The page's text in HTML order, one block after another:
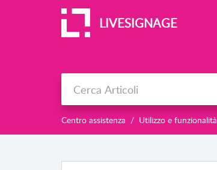
LIVESIGNAGE
Centro assistenza Utilizzo e funzionalità